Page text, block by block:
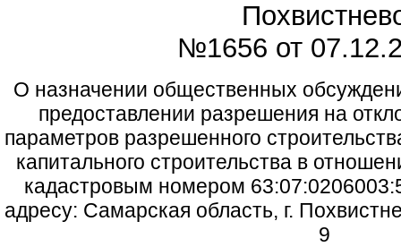
№1656 от
О назначении общественных
предоставлении разрешения на
параметров разрешенного
капитального строительства в
кадастровым номером
адресу: Самарская область, г.
9